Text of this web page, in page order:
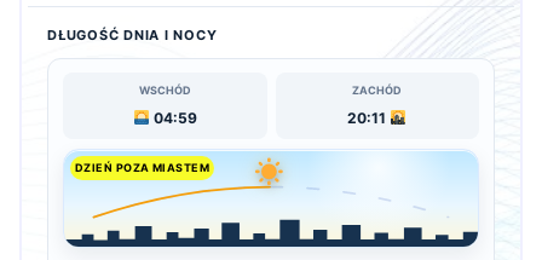
DŁUGOŚĆ DNIA I NOCY
WSCHÓD
04:59
ZACHÓD
20:11
DZIEŃ POZA MIASTEM